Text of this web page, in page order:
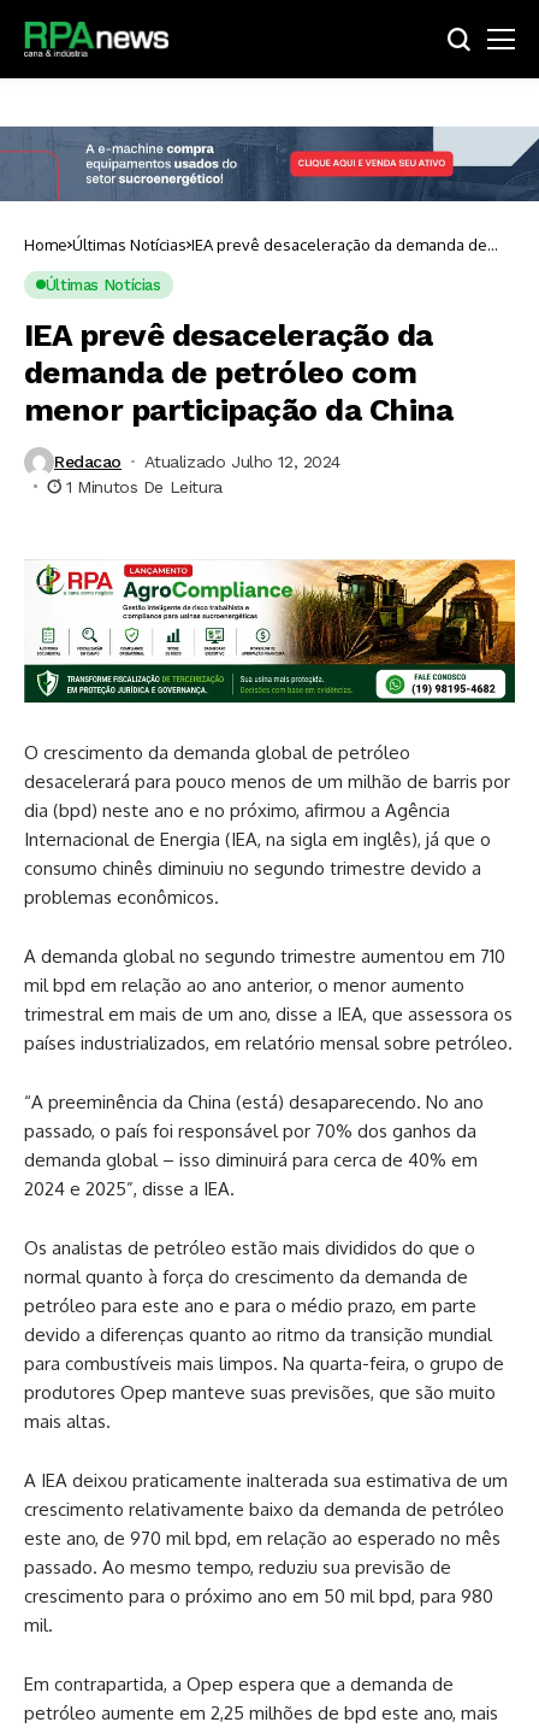
Home Últimas Notícias IEA prevê desaceleração da demanda de
petróleo com menor participação da China
Últimas Notícias
IEA prevê desaceleração da
demanda de petróleo com
menor participação da China
Redacao
Atualizado Julho 12, 2024
1 Minutos De Leitura
O crescimento da demanda global de petróleo
desacelerará para pouco menos de um milhão de barris por
dia (bpd) neste ano e no próximo, afirmou a Agência
Internacional de Energia (IEA, na sigla em inglês), já que o
consumo chinês diminuiu no segundo trimestre devido a
problemas econômicos.
A demanda global no segundo trimestre aumentou em 710
mil bpd em relação ao ano anterior, o menor aumento
trimestral em mais de um ano, disse a IEA, que assessora os
países industrializados, em relatório mensal sobre petróleo.
“A preeminência da China (está) desaparecendo. No ano
passado, o país foi responsável por 70% dos ganhos da
demanda global – isso diminuirá para cerca de 40% em
2024 e 2025”, disse a IEA.
Os analistas de petróleo estão mais divididos do que o
normal quanto à força do crescimento da demanda de
petróleo para este ano e para o médio prazo, em parte
devido a diferenças quanto ao ritmo da transição mundial
para combustíveis mais limpos. Na quarta-feira, o grupo de
produtores Opep manteve suas previsões, que são muito
mais altas.
A IEA deixou praticamente inalterada sua estimativa de um
crescimento relativamente baixo da demanda de petróleo
este ano, de 970 mil bpd, em relação ao esperado no mês
passado. Ao mesmo tempo, reduziu sua previsão de
crescimento para o próximo ano em 50 mil bpd, para 980
mil.
Em contrapartida, a Opep espera que a demanda de
petróleo aumente em 2,25 milhões de bpd este ano, mais